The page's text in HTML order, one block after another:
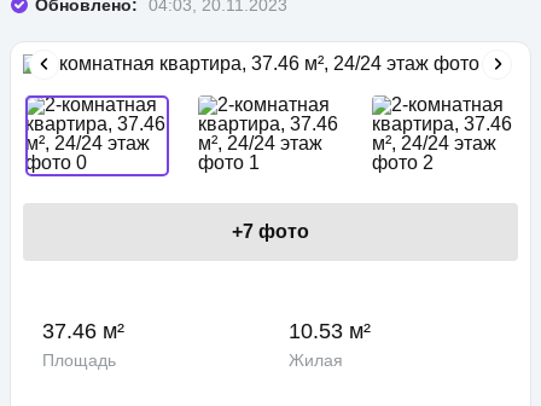
Обновлено:
04:03, 20.11.2023
+7 фото
37.46 м²
Площадь
10.53 м²
Жилая